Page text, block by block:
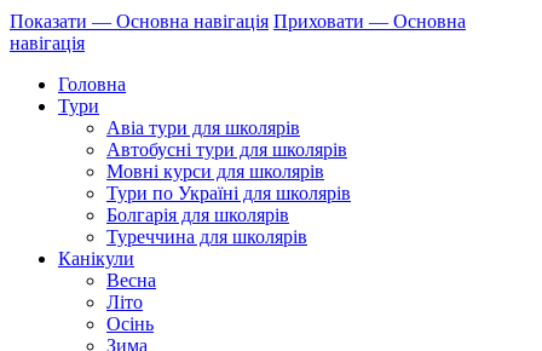
Показати — Основна навігація Приховати — Основна
навігація
Головна
Тури
Авіа тури для школярів
Автобусні тури для школярів
Мовні курси для школярів
Тури по Україні для школярів
Болгарія для школярів
Туреччина для школярів
Канікули
Весна
Літо
Осінь
Зима